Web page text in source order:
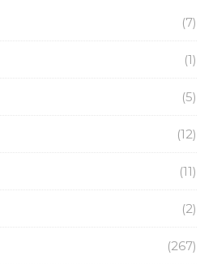
(7)
(1)
(5)
(12)
(11)
(2)
(267)